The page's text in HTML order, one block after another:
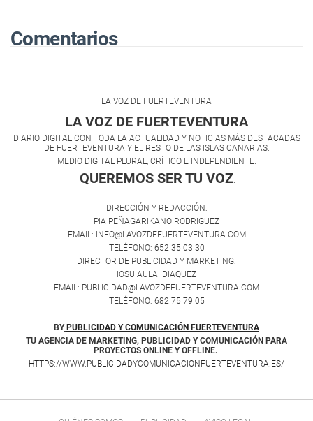
Comentarios
LA VOZ DE FUERTEVENTURA
LA VOZ DE FUERTEVENTURA
DIARIO DIGITAL CON TODA LA ACTUALIDAD Y NOTICIAS MÁS DESTACADAS
DE FUERTEVENTURA Y EL RESTO DE LAS ISLAS CANARIAS.
MEDIO DIGITAL PLURAL, CRÍTICO E INDEPENDIENTE.
QUEREMOS SER TU VOZ.
DIRECCIÓN Y REDACCIÓN:
PIA PEÑAGARIKANO RODRIGUEZ
EMAIL: INFO@LAVOZDEFUERTEVENTURA.COM
TELÉFONO: 652 35 03 30
DIRECTOR DE PUBLICIDAD Y MARKETING:
IOSU AULA IDIAQUEZ
EMAIL: PUBLICIDAD@LAVOZDEFUERTEVENTURA.COM
TELÉFONO: 682 75 79 05
BY PUBLICIDAD Y COMUNICACIÓN FUERTEVENTURA
TU AGENCIA DE MARKETING, PUBLICIDAD Y COMUNICACIÓN PARA
PROYECTOS ONLINE Y OFFLINE.
HTTPS://WWW.PUBLICIDADYCOMUNICACIONFUERTEVENTURA.ES/